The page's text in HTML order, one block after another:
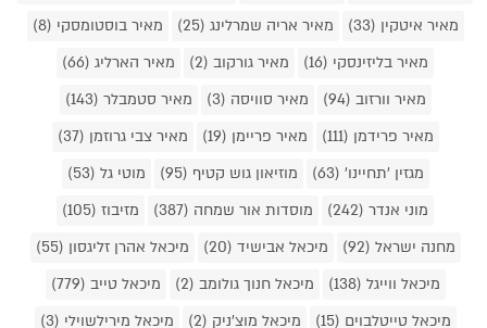
מאיר איטקין (33)
מאיר אריה שמרלינג (25)
מאיר בוסטומסקי (8)
מאיר בליזינסקי (16)
מאיר גורקוב (2)
מאיר הארליג (66)
מאיר וורזוב (94)
מאיר סוויסה (3)
מאיר סטמבלר (143)
מאיר פרידמן (111)
מאיר פריימן (19)
מאיר צבי גרוזמן (37)
מגזין 'תחיינו' (63)
מוזיאון גוש קטיף (95)
מוטי גל (53)
מוני אנדר (242)
מוסדות אור שמחה (387)
מזיבוז (105)
מחנה ישראל (92)
מיכאל אבישיד (20)
מיכאל אהרן זליגסון (55)
מיכאל ווייגל (138)
מיכאל חנוך גולומב (2)
מיכאל טייב (779)
מיכאל טייטלבוים (15)
מיכאל מוצ'ניק (2)
מיכאל מירילשוילי (3)